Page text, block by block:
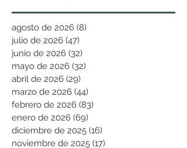
agosto de 2026 (8)
julio de 2026 (47)
junio de 2026 (32)
mayo de 2026 (32)
abril de 2026 (29)
marzo de 2026 (44)
febrero de 2026 (83)
enero de 2026 (69)
diciembre de 2025 (16)
noviembre de 2025 (17)